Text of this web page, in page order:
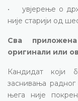
• увјерење о
није старији од
Сва
оригинали или
Кандидат који
заснивања
њега није